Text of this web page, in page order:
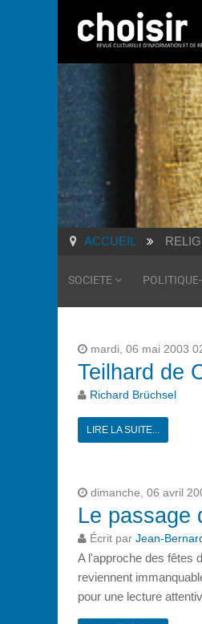
ACCUEIL
SOCIETE
mardi, 06 mai 2003
Teilhard de
Richard Brüchsel
LIRE LA SUITE...
dimanche, 06 avril
Le passage
Écrit par Jean-
A l'approche des fêtes
reviennent
pour une lecture